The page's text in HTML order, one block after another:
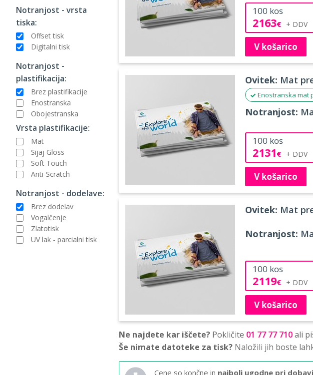
Notranjost - vrsta
tiska:
Offset tisk
Digitalni tisk
Notranjost -
plastifikacija:
Brez plastifikacije
Enostranska
Obojestranska
Vrsta plastifikacije:
Mat
Sijaj Gloss
Soft Touch
Anti-Scratch
Notranjost - dodelave:
Brez dodelav
Vogalčenje
Zlatotisk
UV lak - parcialni tisk
100 kos
2163€
V košarico
Ovitek: Mat
Enostranska mat
Notranjost:
100 kos
2131€
V košarico
Ovitek: Mat
Notranjost:
100 kos
2119€
V košarico
Ne najdete kar iščete? Pokličite 01 77 77 710ali
Še nimate datoteke za tisk? Naložili jih boste
Cene so končne in najbolj ugodne pri